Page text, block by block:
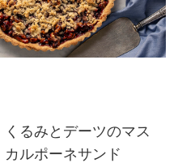
くるみとデーツのマス
カルポーネサンド